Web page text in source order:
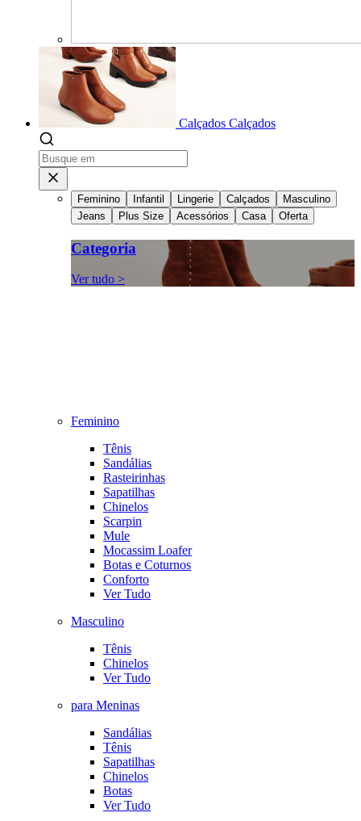
Calçados Calçados
Feminino Infantil Lingerie Calçados
Masculino
Jeans
Plus Size Acessórios Casa Oferta
Categoria
Ver tudo >
Feminino
Tênis
Sandálias
Rasteirinhas
Sapatilhas
Chinelos
Scarpin
Mule
Mocassim Loafer
Botas e Coturnos
Conforto
Ver Tudo
Masculino
Tênis
Chinelos
Ver Tudo
para Meninas
Sandálias
Tênis
Sapatilhas
Chinelos
Botas
Ver Tudo